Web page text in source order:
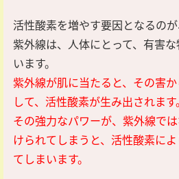
活性酸素を増やす要因となるのが
紫外線は、人体にとって、有害
います。
紫外線が肌に当たると、その害
して、活性酸素が生み出されます。
その強力なパワーが、紫外線で
けられてしまうと、活性酸素に
てしまいます。